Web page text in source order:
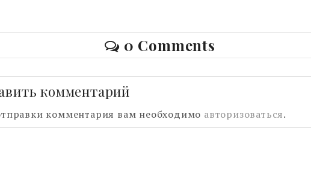
0 Comments
комментарий
комментария вам необходимо авторизоваться.